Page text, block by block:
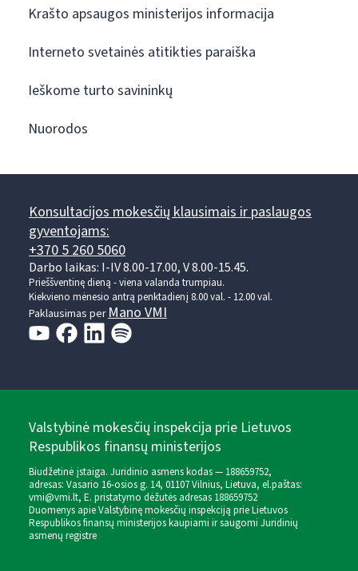
Krašto apsaugos ministerijos informacija
Interneto svetainės atitikties paraiška
Ieškome turto savininkų
Nuorodos
Konsultacijos mokesčių klausimais ir paslaugos
gyventojams:
+370 5 260 5060
Darbo laikas: I-IV 8.00-17.00, V 8.00-15.45.
Prieššventinę dieną - viena valanda trumpiau.
Kiekvieno mėnesio antrą penktadienį 8.00 val. - 12.00 val.
Paklausimas perMano VMI
Valstybinė mokesčių inspekcija prie Lietuvos
Respublikos finansų ministerijos
Biudžetinė įstaiga. Juridinio asmens kodas — 188659752,
adresas: Vasario 16-osios g. 14, 01107 Vilnius, Lietuva, el.paštas:
vmi@vmi.lt, E. pristatymo dėžutės adresas 188659752
Duomenys apie Valstybinę mokesčių inspekciją prie Lietuvos
Respublikos finansų ministerijos kaupiami ir saugomi Juridinių
asmenų registre